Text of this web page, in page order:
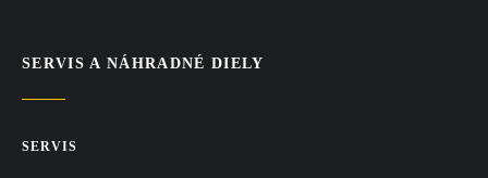
SERVIS A NÁHRADNÉ DIELY
SERVIS